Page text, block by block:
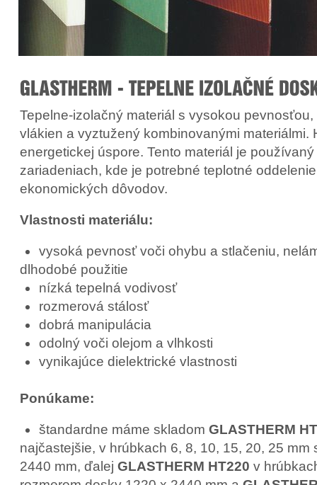
Tepelne-izolačný materiál s vysokou
vlákien a vyztužený kombinovanými materiálmi.
energetickej úspore. Tento materiál je
zariadeniach, kde je potrebné teplotné
ekonomických dôvodov.
Vlastnosti materiálu:
vysoká pevnosť voči ohybu a stlačeniu,
dlhodobé použitie
nízká tepelná vodivosť
rozmerová stálosť
dobrá manipulácia
odolný voči olejom a vlhkosti
vynikajúce dielektrické vlastnosti
Ponúkame:
štandardne máme skladom GLASTHERM
najčastejšie, v hrúbkach 6, 8, 10, 15, 20, 25 mm
2440 mm, ďalej GLASTHERM HT220 v